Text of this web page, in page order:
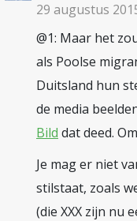
29 augustus
@1: Maar het
als Poolse
Duitsland hun
de media
Bild dat deed.
Je mag er niet
stilstaat, zoals
(die XXX zijn nu